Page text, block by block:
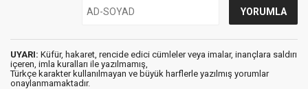
UYARI: Küfür, hakaret, rencide edici cümleler veya imalar, inançlara saldırı
içeren, imla kuralları ile yazılmamış,
Türkçe karakter kullanılmayan ve büyük harflerle yazılmış yorumlar
onaylanmamaktadır.